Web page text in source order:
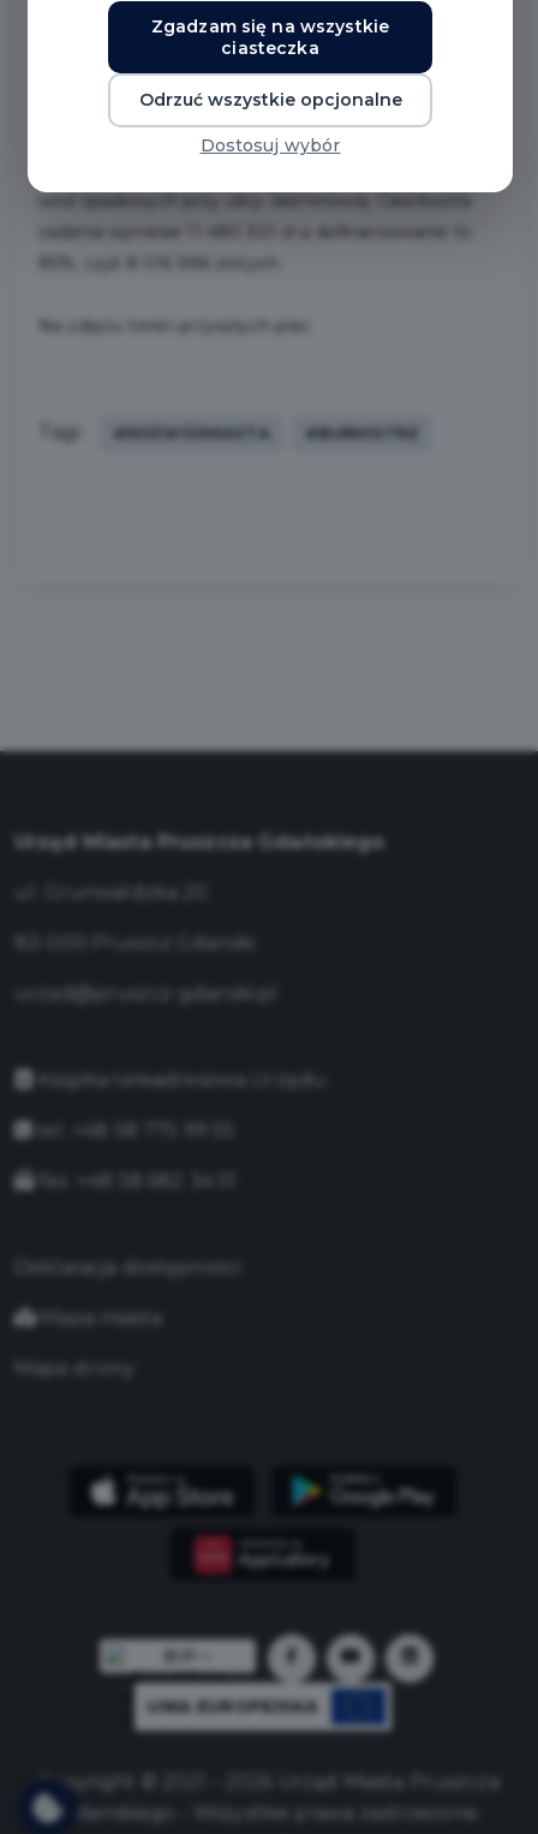
podpisał umowę na dofinansowanie z Programu
Operacyjnego Infrastruktura i Środowisko 2014 – 2020
projektu budowy zbiornika retencyjnego
zlokalizowanego w rejonie ulicy Przy Torze Etap II,
oraz sieci kanalizacji deszczowej w ulicach Komara,
Na zdęciu teren przyszłych prac.
Tagi: #ROZWÓJMIASTA #BURMISTRZ
Urząd Miasta Pruszcza Gdańskiego
urzad@pruszcz-gdanski.pl
Książka teleadresowa Urzędu
Deklaracja dostępności
Mapa miasta
Mapa strony
UNIA EUROPEJSKA
Copyright © 2021 - 2026 Urząd Miasta Pruszcza
Gdańskiego - Wszystkie prawa zastrzeżone
Zgadzam się na wszystkie
ciasteczka
Odrzuć wszystkie opcjonalne
Dostosuj wybór